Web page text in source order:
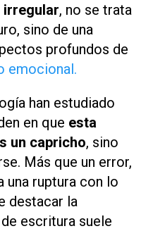
irregular, no se trata
sino de una
profundos de
emocional.
han estudiado
en que esta
un capricho, sino
Más que un error,
una ruptura con lo
destacar la
escritura suele